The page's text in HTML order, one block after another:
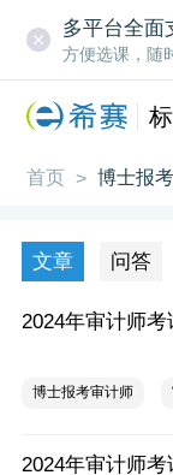
多平台全面
方便选课，随
首页 > 博士报
文章 问答
2024年审计师
博士报考审计师
2024年审计师